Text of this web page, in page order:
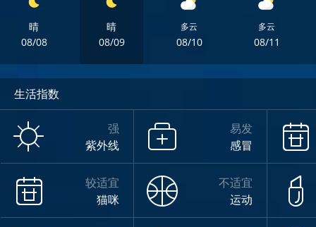
晴
08/08
晴
08/09
多云
08/10
多云
08/11
周六
小雨
生活指数
强
紫外线
易发
感冒
较适宜
猫咪
不适宜
运动